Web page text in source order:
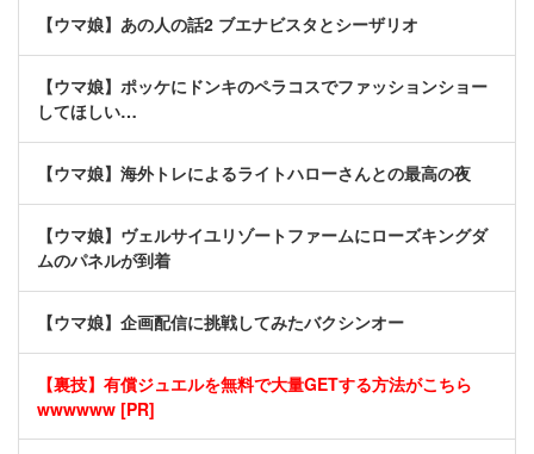
【ウマ娘】あの人の話2 ブエナビスタとシーザリオ
【ウマ娘】ポッケにドンキのペラコスでファッションショー
してほしい…
【ウマ娘】海外トレによるライトハローさんとの最高の夜
【ウマ娘】ヴェルサイユリゾートファームにローズキングダ
ムのパネルが到着
【ウマ娘】企画配信に挑戦してみたバクシンオー
【裏技】有償ジュエルを無料で大量GETする方法がこちら
wwwwww [PR]